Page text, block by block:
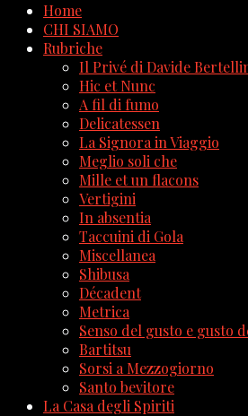
Home
CHI SIAMO
Rubriche
Il Privé di Davide
Hic et Nunc
A fil di fumo
Delicatessen
La Signora in Viaggio
Meglio soli che
Mille et un flacons
Vertigini
In absentia
Taccuini di Gola
Miscellanea
Shibusa
Décadent
Metrica
Senso del gusto e gusto
Bartitsu
Sorsi a Mezzogiorno
Santo bevitore
La Casa degli Spiriti